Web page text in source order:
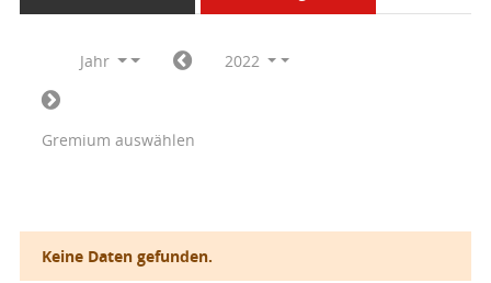
Jahr 2022
Gremium auswählen
Keine Daten gefunden.